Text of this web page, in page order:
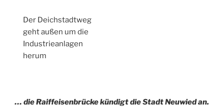
Der Deichstadtweg
geht außen um die
Industrieanlagen
herum
… die Raiffeisenbrücke kündigt die Stadt Neuwied an.